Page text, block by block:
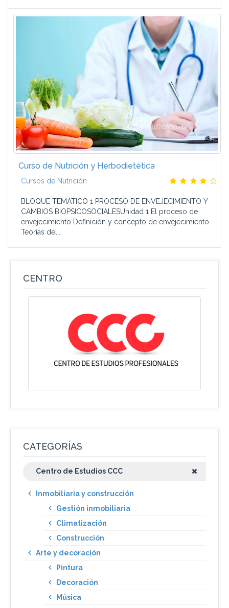
Curso de Nutrición y Herbodietética
Cursos de Nutrición
BLOQUE TEMÁTICO 1 PROCESO DE ENVEJECIMIENTO Y
CAMBIOS BIOPSICOSOCIALESUnidad 1 El proceso de
envejecimiento Definición y concepto de envejecimiento
Teorías del...
CENTRO
CATEGORÍAS
Centro de Estudios CCC
Inmobiliaria y construcción
Gestión inmobiliaria
Climatización
Construcción
Arte y decoración
Pintura
Decoración
Música